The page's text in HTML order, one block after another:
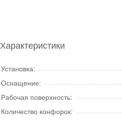
Характеристики
Установка:
Оснащение:
Рабочая поверхность:
Количество конфорок: